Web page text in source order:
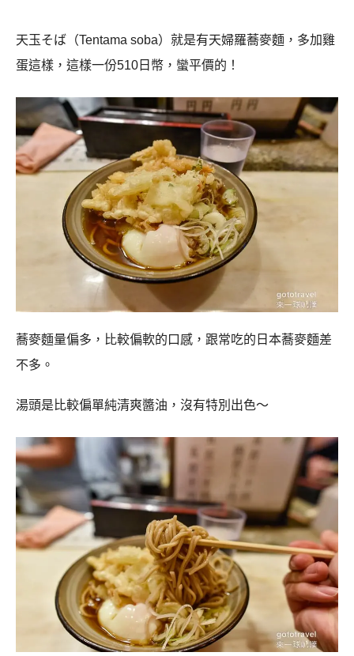
天玉そば（Tentama soba）就是有天婦羅蕎麥麵，多加雞
蛋這樣，這樣一份510日幣，蠻平價的！
蕎麥麵量偏多，比較偏軟的口感，跟常吃的日本蕎麥麵差
不多。
湯頭是比較偏單純清爽醬油，沒有特別出色～